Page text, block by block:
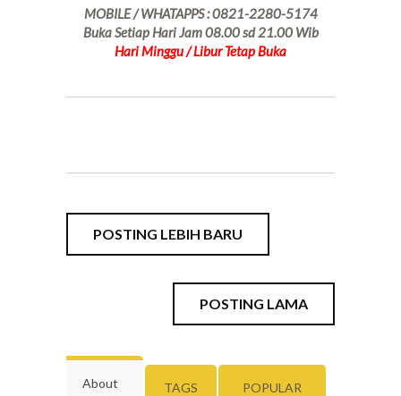
MOBILE / WHATAPPS : 0821-2280-5174
Buka Setiap Hari Jam 08.00 sd 21.00 Wib
Hari Minggu / Libur Tetap Buka
POSTING LEBIH BARU
POSTING LAMA
About TAGS POPULAR